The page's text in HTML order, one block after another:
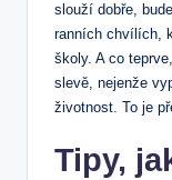
slouží dobře,
ranních chvílích,
školy. A co
slevě, nejenže
životnost. To je
Tipy,